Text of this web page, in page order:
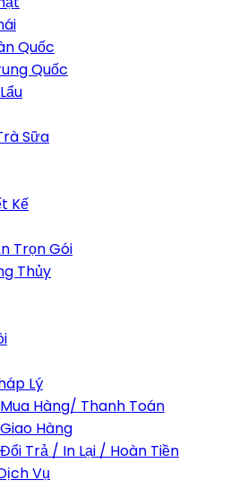
Quốc
Quốc
Sữa
Kế
Trọn Gói
Thủy
Lý
Hàng/ Thanh Toán
Hàng
Trả / In Lại / Hoàn Tiền
Vụ